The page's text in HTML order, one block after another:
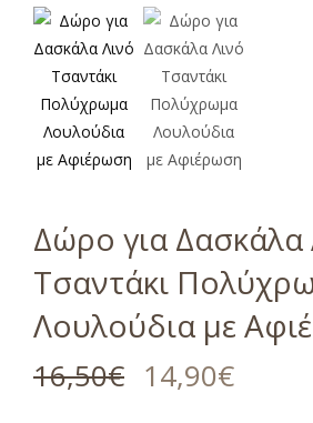
Δώρο για Δασκάλα
Τσαντάκι
Λουλούδια με
16,50€ 14,90€